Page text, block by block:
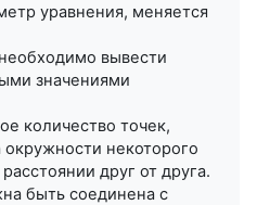
уравнения, меняется
вывести
значениями
количество точек,
некоторого
друг от друга.
быть соединена с